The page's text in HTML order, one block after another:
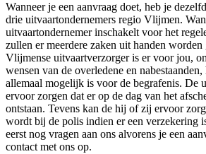
Wanneer je een aanvraag doet, heb je
drie uitvaartondernemers regio Vlijmen.
uitvaartondernemer inschakelt voor het
zullen er meerdere zaken uit handen worden
Vlijmense uitvaartverzorger is er voor jou,
wensen van de overledene en
allemaal mogelijk is voor de begrafenis. De
ervoor zorgen dat er op de dag van het
ontstaan. Tevens kan de hij of zij ervoor
wordt bij de polis indien er een verzekering
eerst nog vragen aan ons alvorens je een
contact met ons op.